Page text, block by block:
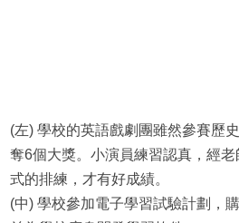
(左) 學校的英語戲劇團雖然參賽歷
奪6個大獎。小演員練習認真，經
式的排練，才有好成績。
(中) 學校參加電子學習試驗計劃，